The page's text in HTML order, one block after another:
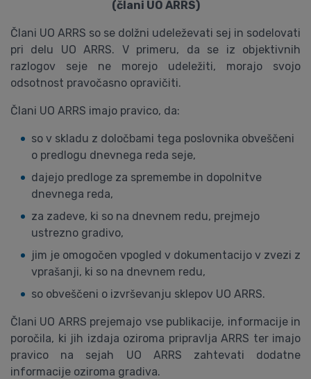
(člani UO ARRS)
Člani UO ARRS so se dolžni udeleževati sej in sodelovati
pri delu UO ARRS. V primeru, da se iz objektivnih
razlogov seje ne morejo udeležiti, morajo svojo
odsotnost pravočasno opravičiti.
Člani UO ARRS imajo pravico, da:
so v skladu z določbami tega poslovnika obveščeni
o predlogu dnevnega reda seje,
dajejo predloge za spremembe in dopolnitve
dnevnega reda,
za zadeve, ki so na dnevnem redu, prejmejo
ustrezno gradivo,
jim je omogočen vpogled v dokumentacijo v zvezi z
vprašanji, ki so na dnevnem redu,
so obveščeni o izvrševanju sklepov UO ARRS.
Člani UO ARRS prejemajo vse publikacije, informacije in
poročila, ki jih izdaja oziroma pripravlja ARRS ter imajo
pravico na sejah UO ARRS zahtevati dodatne
informacije oziroma gradiva.